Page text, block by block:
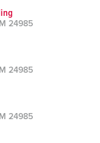
24985
24985
24985